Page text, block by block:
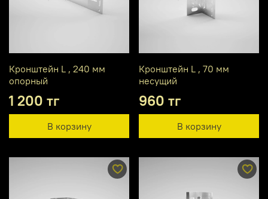
Кронштейн L , 240 мм
опорный
1 200 тг
В корзину
Кронштейн L , 70 мм
несущий
960 тг
В корзину